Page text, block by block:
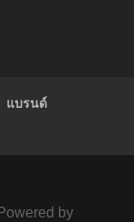
แบรนด์
by